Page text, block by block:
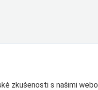
zkušenosti s našimi